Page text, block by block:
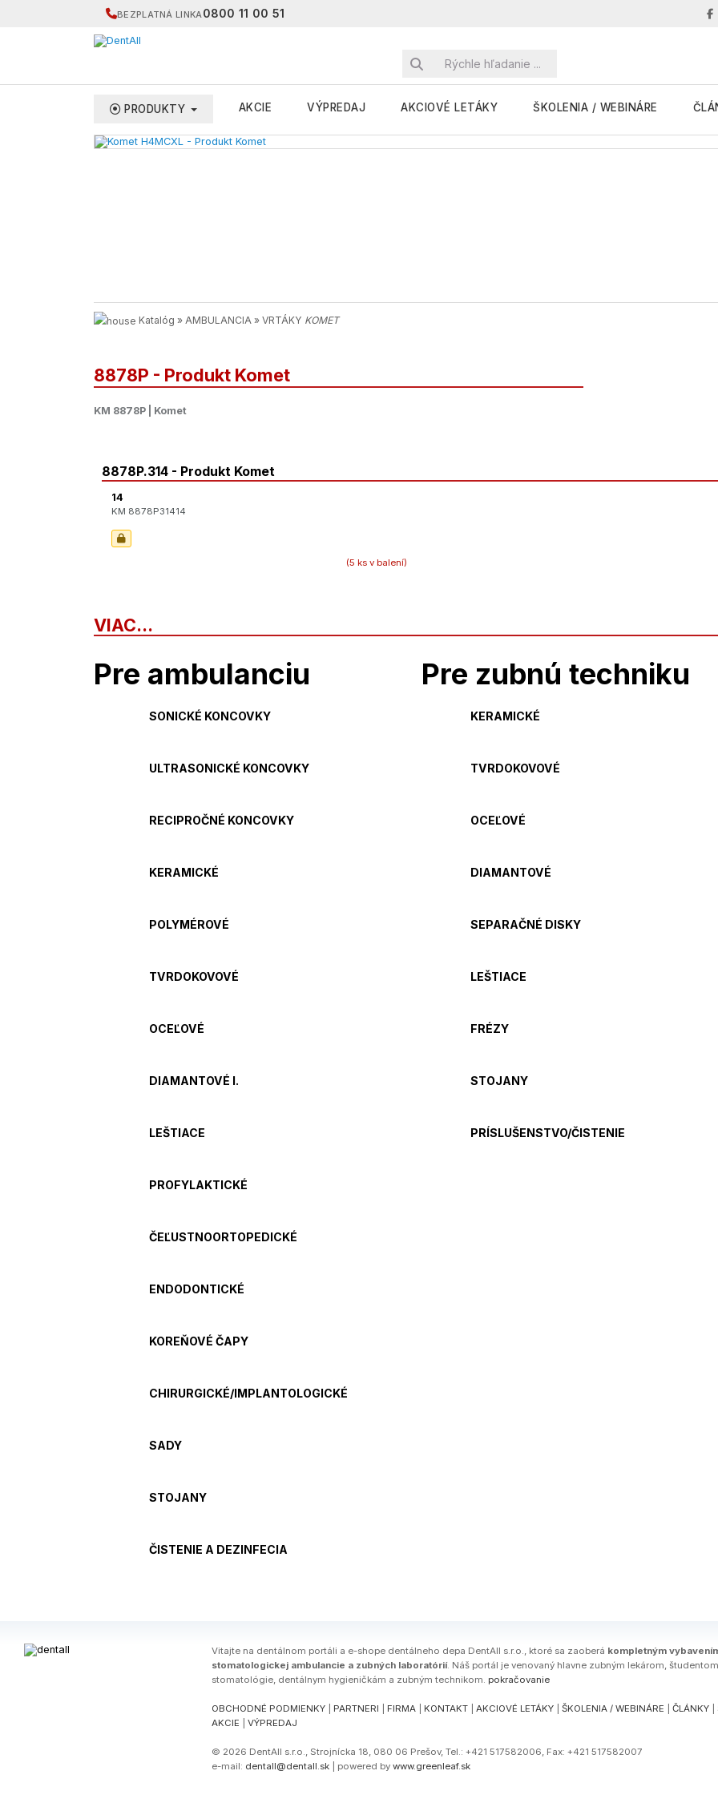
BEZPLATNÁ LINKA0800 11 00 51
PRODUKTY AKCIE VÝPREDAJ AKCIOVÉ LETÁKY ŠKOLENIA / WEBINÁRE
Katalóg » AMBULANCIA » VRTÁKY KOMET
8878P - Produkt Komet
KM 8878P | Komet
8878P.314 - Produkt Komet
14
KM 8878P31414
(5 ks v balení)
VIAC...
Pre ambulanciu Pre zubnú techniku
SONICKÉ KONCOVKY KERAMICKÉ
ULTRASONICKÉ KONCOVKY TVRDOKOVOVÉ
RECIPROČNÉ KONCOVKY OCEĽOVÉ
KERAMICKÉ DIAMANTOVÉ
POLYMÉROVÉ SEPARAČNÉ DISKY
TVRDOKOVOVÉ LEŠTIACE
OCEĽOVÉ FRÉZY
DIAMANTOVÉ I. STOJANY
LEŠTIACE PRÍSLUŠENSTVO/ČISTENIE
PROFYLAKTICKÉ
ČEĽUSTNOORTOPEDICKÉ
ENDODONTICKÉ
KOREŇOVÉ ČAPY
CHIRURGICKÉ/IMPLANTOLOGICKÉ
SADY
STOJANY
ČISTENIE A DEZINFECIA
Vitajte na dentálnom portáli a e-shope dentálneho depa DentAll s.r.o., ktoré sa zaoberá kompletným
stomatologickej ambulancie a zubných laboratórií. Náš portál je venovaný hlavne zubným lekárom, študentom
stomatológie, dentálnym hygieničkám a zubným technikom. pokračovanie
OBCHODNÉ PODMIENKY PARTNERI FIRMA KONTAKT AKCIOVÉ LETÁKY ŠKOLENIA / WEBINÁRE ČLÁNKY
AKCIE
VÝPREDAJ
© 2026 DentAll s.r.o., Strojnícka 18, 080 06 Prešov, Tel.: +421 517582006, Fax: +421 517582007
e-mail: dentall@dentall.sk | powered by www.greenleaf.sk